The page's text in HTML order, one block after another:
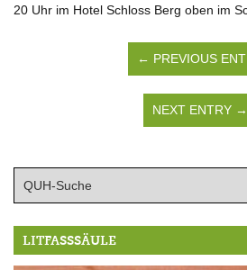
20 Uhr im Hotel Schloss Berg oben im
← PREVIOUS
NEXT ENTRY →
LITFASSSÄULE